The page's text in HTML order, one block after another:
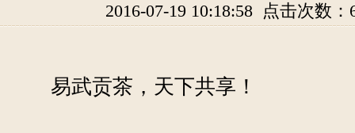
2016-07-19 10:18:58 点击次数：
易武贡茶，天下共享！